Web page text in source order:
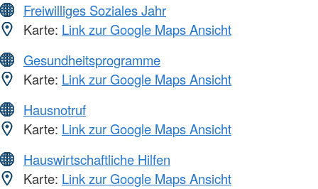
Freiwilliges Soziales Jahr
Karte: Link zur Google Maps Ansicht
Gesundheitsprogramme
Karte: Link zur Google Maps Ansicht
Hausnotruf
Karte: Link zur Google Maps Ansicht
Hauswirtschaftliche Hilfen
Karte: Link zur Google Maps Ansicht